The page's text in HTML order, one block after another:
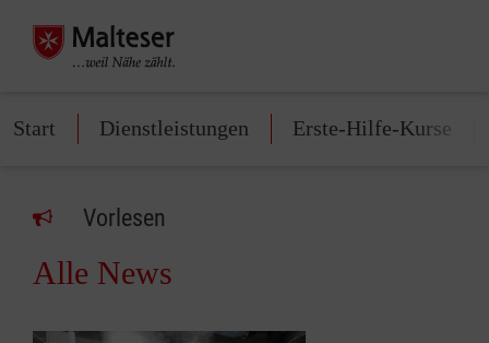
Start Dienstleistungen Erste-Hilfe-Kurse
Vorlesen
Alle News